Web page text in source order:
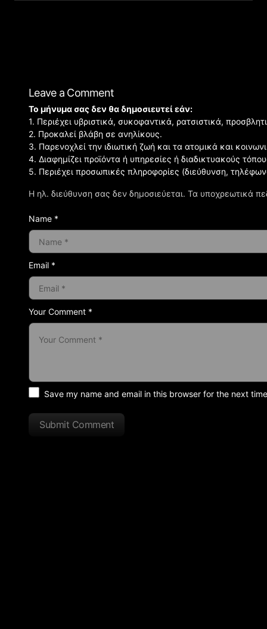
Leave a Comment
Η ηλ. διεύθυνση σας δεν δημοσιεύεται. Τα υποχρεωτικά
Your Comment *
Το μήνυμα σας δεν θα δημοσιευτεί εάν:
1. Περιέχει υβριστικά, συκοφαντικά, ρατσιστικά,
2. Προκαλεί βλάβη σε ανηλίκους.
3. Παρενοχλεί την ιδιωτική ζωή και τα ατομικά και
4. Διαφημίζει προϊόντα ή υπηρεσίες ή διαδικτυακούς
5. Περιέχει προσωπικές πληροφορίες (διεύθυνση,
Name *
Email *
Save my name and email in this browser for the next
Submit Comment